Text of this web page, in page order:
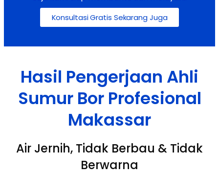
Konsultasi Gratis Sekarang Juga
Hasil Pengerjaan Ahli
Sumur Bor Profesional
Makassar
Air Jernih, Tidak Berbau & Tidak
Berwarna